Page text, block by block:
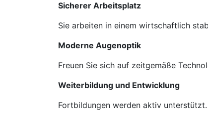
Sicherer Arbeitsplatz
Sie arbeiten in einem wirtschaftlich
Moderne Augenoptik
Freuen Sie sich auf zeitgemäße
Weiterbildung und Entwicklung
Fortbildungen werden aktiv